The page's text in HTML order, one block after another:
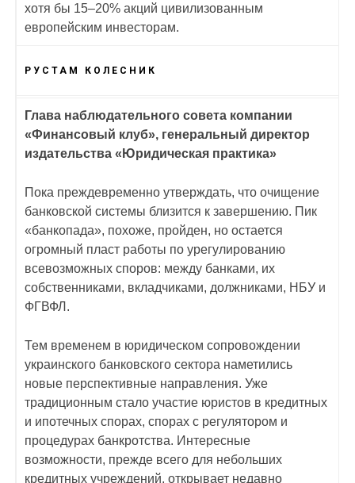
хотя бы 15–20% акций цивилизованным
европейским инвесторам.
РУСТАМ КОЛЕСНИК
Глава наблюдательного совета компании
«Финансовый клуб», генеральный директор
издательства «Юридическая практика»
Пока преждевременно утверждать, что очищение
банковской системы близится к завершению. Пик
«банкопада», похоже, пройден, но остается
огромный пласт работы по урегулированию
всевозможных споров: между банками, их
собственниками, вкладчиками, должниками, НБУ и
ФГВФЛ.
Тем временем в юридическом сопровождении
украинского банковского сектора наметились
новые перспективные направления. Уже
традиционным стало участие юристов в кредитных
и ипотечных спорах, спорах с регулятором и
процедурах банкротства. Интересные
возможности, прежде всего для небольших
кредитных учреждений, открывает недавно